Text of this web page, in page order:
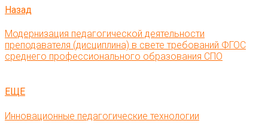
Назад
Модернизация педагогической деятельности
преподавателя (дисциплина) в свете требований ФГОС
среднего профессионального образования СПО
ЕЩЕ
Инновационные педагогические технологии